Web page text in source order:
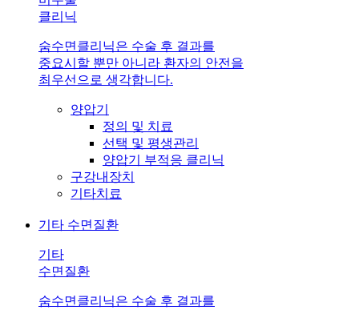
클리닉
숨수면클리닉은 수술 후 결과를
중요시할 뿐만 아니라 환자의 안전을
최우선으로 생각합니다.
양압기
정의 및 치료
선택 및 평생관리
양압기 부적응 클리닉
구강내장치
기타치료
기타 수면질환
기타
수면질환
숨수면클리닉은 수술 후 결과를